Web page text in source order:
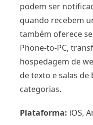
podem ser
quando recebem
também oferece
Phone-to-PC,
hospedagem de
de texto e salas
categorias.
Plataforma: iOS,